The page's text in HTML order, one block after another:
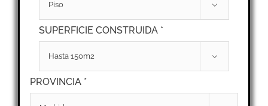

SUPERFICIE CONSTRUIDA *

PROVINCIA *